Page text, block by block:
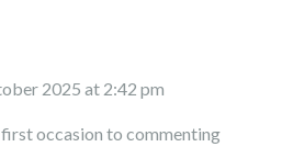
2025 at 2:42 pm
occasion to commenting